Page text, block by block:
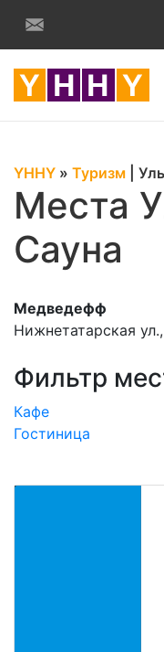
YHHY » Туризм
Места
Сауна
Медведефф
Нижнетатарская
Фильтр
Кафе
Гостиница